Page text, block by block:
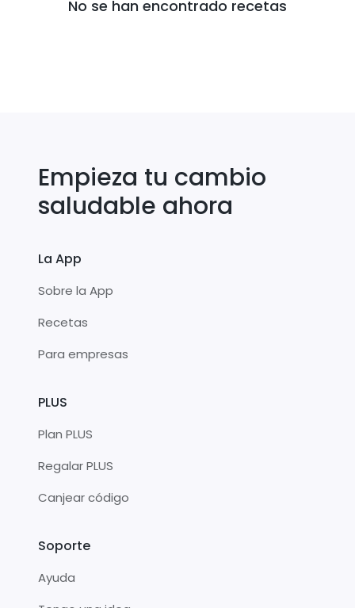
No se han encontrado recetas
Empieza tu cambio
saludable ahora
La App
Sobre la App
Recetas
Para empresas
PLUS
Plan PLUS
Regalar PLUS
Canjear código
Soporte
Ayuda